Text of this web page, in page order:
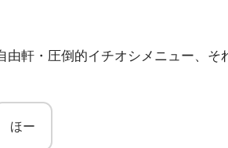
由軒・圧倒的イチオシメニュー、そ
ほー